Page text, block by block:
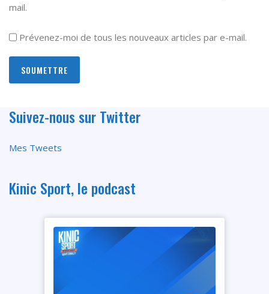
mail.
Prévenez-moi de tous les nouveaux articles par e-mail.
Suivez-nous sur Twitter
Mes Tweets
Kinic Sport, le podcast